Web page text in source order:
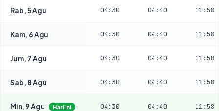
Rab, 5 Agu 04:30 04:40 11:58
Kam, 6 Agu 04:30 04:40 11:58
Jum, 7 Agu 04:30 04:40 11:58
Sab, 8 Agu 04:30 04:40 11:58
Min, 9 Agu Hari ini 04:30 04:40 11:58